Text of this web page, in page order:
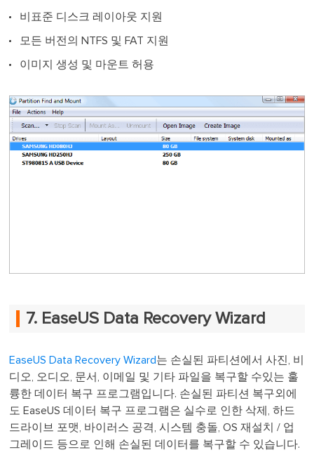
비표준 디스크 레이아웃 지원
모든 버전의 NTFS 및 FAT 지원
이미지 생성 및 마운트 허용
7. EaseUS Data Recovery Wizard
EaseUS Data Recovery Wizard는 손실된 파티션에서 사진, 비
디오, 오디오, 문서, 이메일 및 기타 파일을 복구할 수있는 훌
륭한 데이터 복구 프로그램입니다. 손실된 파티션 복구외에
도 EaseUS 데이터 복구 프로그램은 실수로 인한 삭제, 하드
드라이브 포맷, 바이러스 공격, 시스템 충돌, OS 재설치 / 업
그레이드 등으로 인해 손실된 데이터를 복구할 수 있습니다.